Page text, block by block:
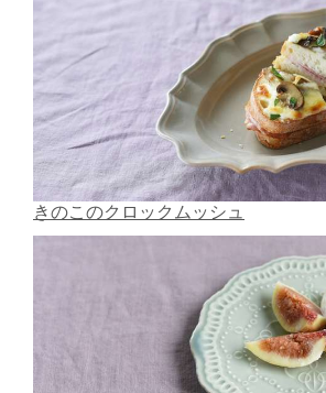
きのこのクロックムッシュ